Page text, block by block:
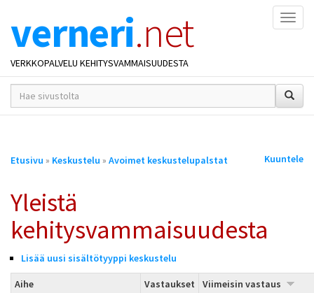
verneri.net
VERKKOPALVELU KEHITYSVAMMAISUUDESTA
hakusana(t)
*
Olet
Etusivu » Keskustelu » Avoimet keskustelupalstat Kuuntele
Yleistä
kehitysvammaisuudesta
Lisää uusi sisältötyyppi keskustelu
Aihe Vastaukset Viimeisin vastaus